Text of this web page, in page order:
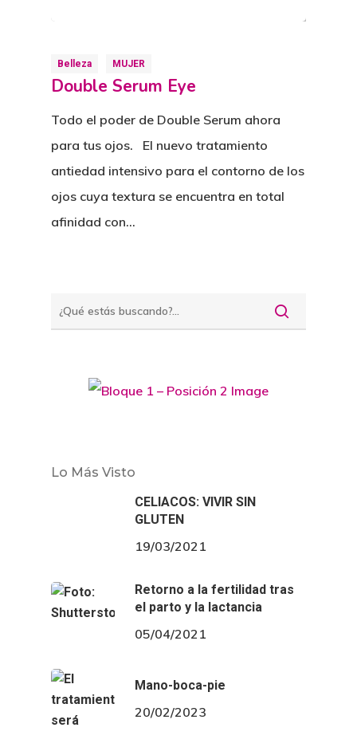
Belleza MUJER
Double Serum Eye
Todo el poder de Double Serum ahora
para tus ojos. El nuevo tratamiento
antiedad intensivo para el contorno de los
ojos cuya textura se encuentra en total
afinidad con…
Lo Más Visto
CELIACOS: VIVIR SIN
GLUTEN
19/03/2021
Retorno a la fertilidad tras
el parto y la lactancia
05/04/2021
Mano-boca-pie
20/02/2023